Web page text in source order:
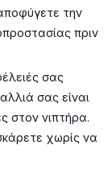
την
πριν
σας
σας είναι
στον νιπτήρα.
χωρίς να